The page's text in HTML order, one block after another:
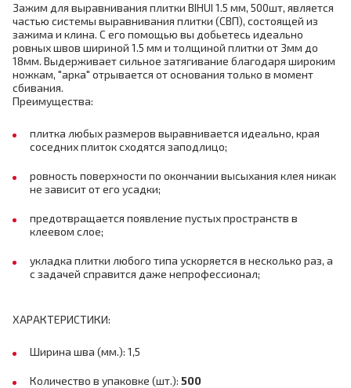
Зажим для выравнивания плитки BIHUI 1.5 мм, 500шт, является
частью системы выравнивания плитки (СВП), состоящей из
зажима и клина. С его помощью вы добьетесь идеально
ровных швов шириной 1.5 мм и толщиной плитки от 3мм до
18мм. Выдерживает сильное затягивание благодаря широким
ножкам, "арка" отрывается от основания только в момент
сбивания.
Преимущества:
плитка любых размеров выравнивается идеально, края
соседних плиток сходятся заподлицо;
ровность поверхности по окончании высыхания клея никак
не зависит от его усадки;
предотвращается появление пустых пространств в
клеевом слое;
укладка плитки любого типа ускоряется в несколько раз, а
с задачей справится даже непрофессионал;
ХАРАКТЕРИСТИКИ:
Ширина шва (мм.): 1,5
Количество в упаковке (шт.): 500